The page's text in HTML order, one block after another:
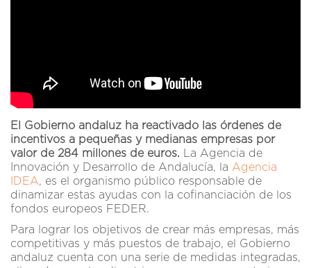
El Gobierno andaluz ha reactivado las órdenes de
incentivos a pequeñas y medianas empresas por
valor de 284 millones de euros. La Agencia de
Innovación y Desarrollo de Andalucía, la Agencia
IDEA, es el organismo público responsable de
dinamizar estas ayudas con la cofinanciación de los
fondos europeos FEDER.
Para lograr los objetivos de crear más empresas, más
competitivas y más puestos de trabajo, el Gobierno
andaluz cuenta con una serie de medidas integradas,